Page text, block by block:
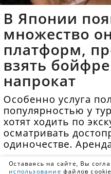
В Японии
множество
платформ,
взять
напрокат
Особенно услуга
популярностью у
хотят ходить по
осматривать
одиночестве.
Оставаясь на сайте, Вы
использование файлов